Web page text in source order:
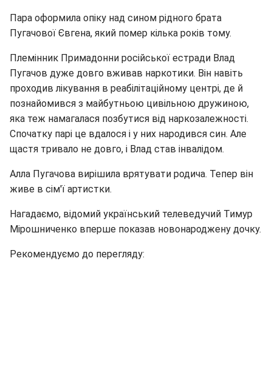
Пара оформила опіку над сином рідного брата
Пугачової Євгена, який помер кілька років тому.
Племінник Примадонни російської естради Влад
Пугачов дуже довго вживав наркотики. Він навіть
проходив лікування в реабілітаційному центрі, де й
познайомився з майбутньою цивільною дружиною,
яка теж намагалася позбутися від наркозалежності.
Спочатку парі це вдалося і у них народився син. Але
щастя тривало не довго, і Влад став інвалідом.
Алла Пугачова вирішила врятувати родича. Тепер він
живе в сім'ї артистки.
Нагадаємо, відомий український телеведучий Тимур
Мірошниченко вперше показав новонароджену дочку.
Рекомендуємо до перегляду: